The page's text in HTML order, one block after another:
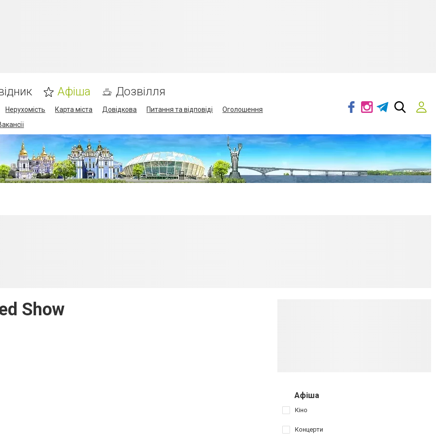
Афіша Дозвілля
Нерухомість Карта міста Довідкова Питання та відповіді
Оголошення
Show
Афіша
Кіно
Концерти